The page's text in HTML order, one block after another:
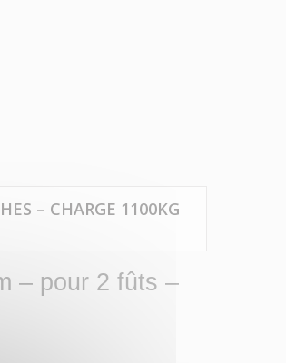
– CHARGE 1100KG
– pour 2 fûts –